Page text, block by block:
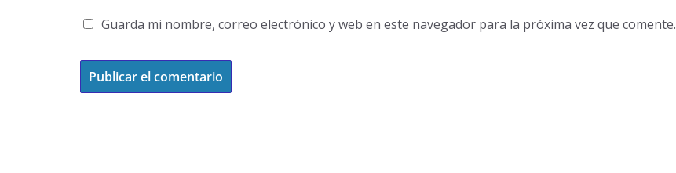
Guarda mi nombre, correo electrónico y web en este navegador para la próxima vez que comente.